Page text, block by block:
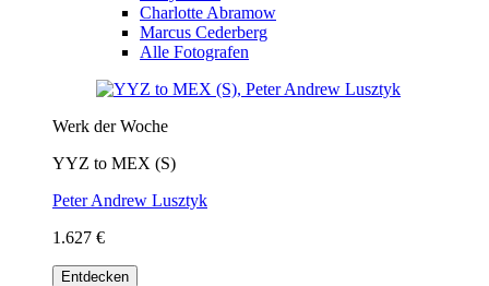
Charlotte Abramow
Marcus Cederberg
Alle Fotografen
Werk der Woche
YYZ to MEX (S)
Peter Andrew Lusztyk
1.627 €
Entdecken